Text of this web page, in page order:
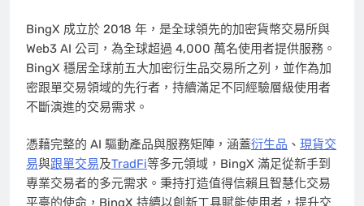
BingX 成立於 2018 年，是全球領先的加密貨幣交易所與
Web3 AI 公司，為全球超過 4,000 萬名使用者提供服務。
BingX 穩居全球前五大加密衍生品交易所之列，並作為加
密跟單交易領域的先行者，持續滿足不同經驗層級使用者
不斷演進的交易需求。
憑藉完整的 AI 驅動產品與服務矩陣，涵蓋衍生品 、 現貨交
易與跟單交易及TradFi等多元領域， BingX 滿足從新手到
專業交易者的多元需求。秉持打造值得信賴且智慧化交易